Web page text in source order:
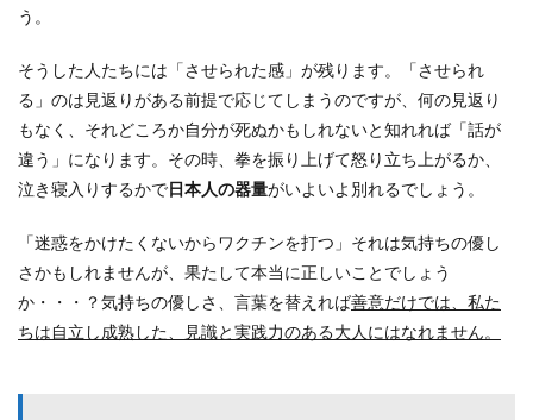
う。
そうした人たちには「させられた感」が残ります。「させられ
る」のは見返りがある前提で応じてしまうのですが、何の見返り
もなく、それどころか自分が死ぬかもしれないと知れれば「話が
違う」になります。その時、拳を振り上げて怒り立ち上がるか、
泣き寝入りするかで日本人の器量がいよいよ別れるでしょう。
「迷惑をかけたくないからワクチンを打つ」それは気持ちの優し
さかもしれませんが、果たして本当に正しいことでしょう
か・・・？気持ちの優しさ、言葉を替えれば善意だけでは、私た
ちは自立し成熟した、見識と実践力のある大人にはなれません。